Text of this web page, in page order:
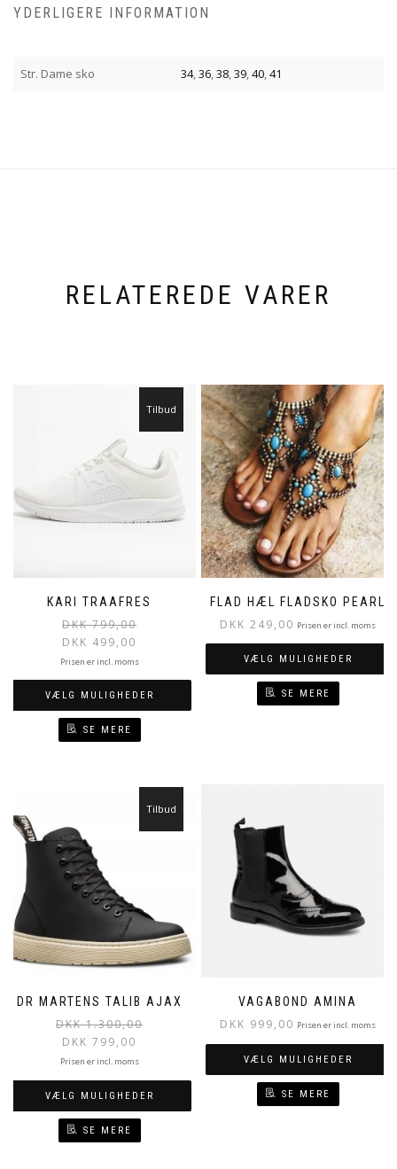
YDERLIGERE INFORMATION
Str. Dame sko 34, 36 38 39 40 41
RELATEREDE VARER
KARI TRAAFRES
Tilbud
DKK799,00
DKK 499,00
Prisen er incl. moms
VÆLG MULIGHEDER
SE MERE
FLAD HÆL FLADSKO PEARL
DKK 249,00 Prisen er incl. moms
VÆLG MULIGHEDER
SE MERE
DR MARTENS TALIB AJAX
Tilbud
DKK1.300,00
DKK 799,00
Prisen er incl. moms
VÆLG MULIGHEDER
SE MERE
VAGABOND AMINA
DKK 999,00 Prisen er incl. moms
VÆLG MULIGHEDER
SE MERE